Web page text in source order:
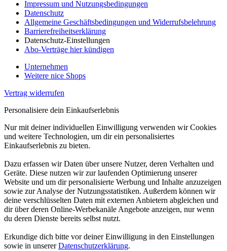
Impressum und Nutzungsbedingungen
Datenschutz
Allgemeine Geschäftsbedingungen und Widerrufsbelehrung
Barrierefreiheitserklärung
Datenschutz-Einstellungen
Abo-Verträge hier kündigen
Unternehmen
Weitere nice Shops
Vertrag widerrufen
Personalisiere dein Einkaufserlebnis
Nur mit deiner individuellen Einwilligung verwenden wir Cookies
und weitere Technologien, um dir ein personalisiertes
Einkaufserlebnis zu bieten.
Dazu erfassen wir Daten über unsere Nutzer, deren Verhalten und
Geräte. Diese nutzen wir zur laufenden Optimierung unserer
Website und um dir personalisierte Werbung und Inhalte anzuzeigen
sowie zur Analyse der Nutzungsstatistiken. Außerdem können wir
deine verschlüsselten Daten mit externen Anbietern abgleichen und
dir über deren Online-Werbekanäle Angebote anzeigen, nur wenn
du deren Dienste bereits selbst nutzt.
Erkundige dich bitte vor deiner Einwilligung in den Einstellungen
sowie in unsererDatenschutzerklärung.